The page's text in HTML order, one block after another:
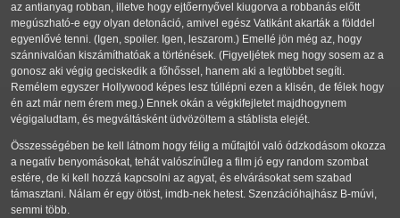
az antianyag robban, illetve hogy ejtőernyővel kiugorva a robbanás előtt
megúszható-e egy olyan detonáció, amivel egész Vatikánt akarták a földdel
egyenlővé tenni. (Igen, spoiler. Igen, leszarom.) Emellé jön még az, hogy
szánnivalóan kiszámíthatóak a történések. (Figyeljétek meg hogy sosem az a
gonosz aki végig geciskedik a főhőssel, hanem aki a legtöbbet segíti.
Remélem egyszer Hollywood képes lesz túllépni ezen a klisén, de félek hogy
én azt már nem érem meg.) Ennek okán a végkifejletet majdhogynem
végigaludtam, és megváltásként üdvözöltem a stáblista elejét.
Összességében be kell látnom hogy félig a műfajtól való ódzkodásom okozza
a negatív benyomásokat, tehát valószínűleg a film jó egy random szombat
estére, de ki kell hozzá kapcsolni az agyat, és elvárásokat sem szabad
támasztani. Nálam ér egy ötöst, imdb-nek hetest. Szenzációhajhász B-múvi,
semmi több.